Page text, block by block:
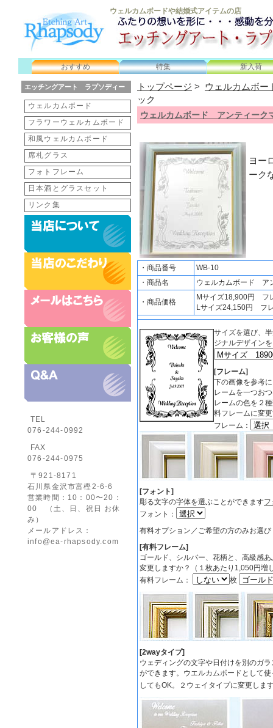
エッチングアート ラ
ウェルカムボードや結婚式アイテムの店
おすすめ 特集 新入荷
エッチングアート ラプソディー
ウェルカムボード
フラワーウェルカムボード
和風ウェルカムボード
席札グラス
フォトフレーム
日本酒とグラスセット
リンク集
TEL
076-244-0992
FAX
076-244-0975
〒921-8171
石川県金沢市富樫2-6-6
営業時間：10：00〜20：
00 （土、日、祝日 お休
み）
メールアドレス：
info@ea-rhapsody.com
トップページ > ウェルカムボー
ック
ウェルカムボード アンティーク
ヨー
ーク
・商品番号
WB-10
・商品名
ウェルカムボード ア
・商品価格
Mサイズ18,900円 フ
Lサイズ24,150円 フ
サイズを選び、
ジナルデザイン
[フレーム]
下の画像を参考
レームを一つお
レームの色を２
料フレームに変
フレーム：
[フォント]
彫る文字の字体を選ぶことができますフ
フォント：
有料オプション／ご希望の方のみお選び
[有料フレーム]
ゴールド、シルバー、花柄と、高級感
変更しますか？（１枚あたり1,050円増
有料フレーム：
枚
[2wayタイプ]
ウェディングの文字や日付けを別のガ
ができます。ウエルカムボードとして
してもOK。２ウェイタイプに変更しま